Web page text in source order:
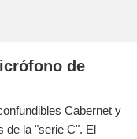
de
Cabernet y
de la "serie C". El